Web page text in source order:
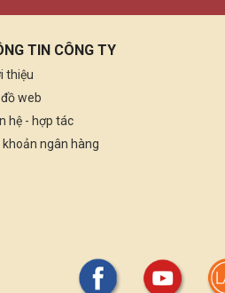
TIN CÔNG TY
thiệu
web
hệ - hợp tác
khoản ngân hàng